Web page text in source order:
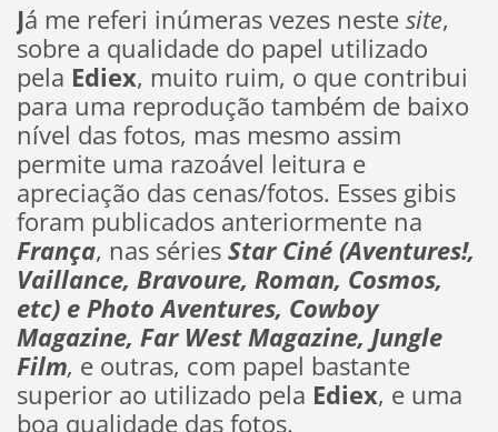
Já me referi inúmeras vezes nestesite,
sobre a qualidade do papel utilizado
pela Ediex, muito ruim, o que contribui
para uma reprodução também de baixo
nível das fotos, mas mesmo assim
permite uma razoável leitura e
apreciação das cenas/fotos. Esses gibis
foram publicados anteriormente na
França, nas sériesStar Ciné (Aventures!,
Vaillance, Bravoure, Roman, Cosmos,
etc) e Photo Aventures, Cowboy
Magazine, Far West Magazine, Jungle
Film, e outras, com papel bastante
superior ao utilizado pela Ediex, e uma
boa qualidade das fotos.